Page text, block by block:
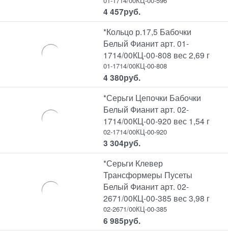
4 457руб.
*Кольцо р.17,5 Бабочки
Белый Фианит арт. 01-
1714/00КЦ-00-808 вес 2,69 г
01-1714/00КЦ-00-808
4 380руб.
*Серьги Цепочки Бабочки
Белый Фианит арт. 02-
1714/00КЦ-00-920 вес 1,54 г
02-1714/00КЦ-00-920
3 304руб.
*Серьги Клевер
Трансформеры Пусеты
Белый Фианит арт. 02-
2671/00КЦ-00-385 вес 3,98 г
02-2671/00КЦ-00-385
6 985руб.